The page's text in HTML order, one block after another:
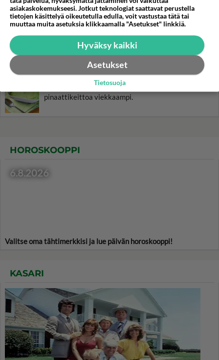
leipomisen perusraaka-
aineista.
poronkäristystä?
Poronkäristys valmistuu
meheväksi, kun pistät pataan
pekonia ja olutta.
Nokkoskeitto on tavallista
pinaattikeittoa viekkaampi.
HOROSKOOPPI
6.8.2026
Valitse oma tähtimerkkisi ja lue päivän horoskooppi!
KASARI
asiakaskokemukseesi. Jotkut teknologiat saattavat perustella
tietojen käsittelyä oikeutetulla edulla, voit vastustaa tätä tai
muuttaa muita asetuksia klikkaamalla "Asetukset" linkkiä.
Hyväksy kaikki
Asetukset
Tietosuoja